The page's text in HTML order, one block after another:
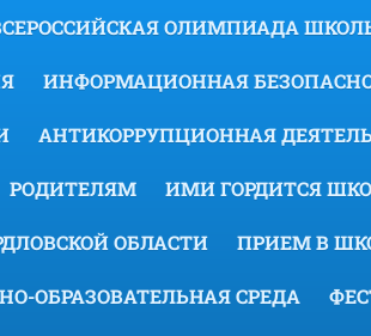
ОЛИМПИАДА
ИНФОРМАЦИОННАЯ
АНТИКОРРУПЦИОННАЯ
РОДИТЕЛЯМ ИМИ ГОРДИТСЯ
ОБЛАСТИ ПРИЕМ В
ОБРАЗОВАТЕЛЬНАЯ СРЕДА